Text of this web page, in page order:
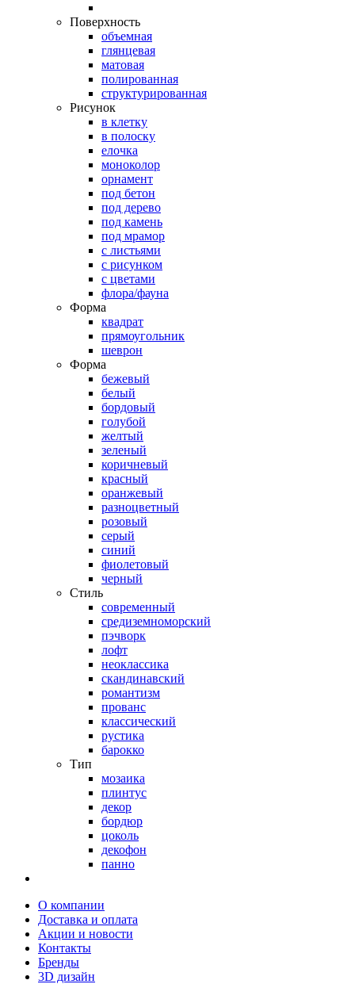
Поверхность
объемная
глянцевая
матовая
полированная
структурированная
Рисунок
в клетку
в полоску
елочка
моноколор
орнамент
под бетон
под дерево
под камень
под мрамор
с листьями
с рисунком
с цветами
флора/фауна
Форма
квадрат
прямоугольник
шеврон
Форма
бежевый
белый
бордовый
голубой
желтый
зеленый
коричневый
красный
оранжевый
разноцветный
розовый
серый
синий
фиолетовый
черный
Стиль
современный
средиземноморский
пэчворк
лофт
неоклассика
скандинавский
романтизм
прованс
классический
рустика
барокко
Тип
мозаика
плинтус
декор
бордюр
цоколь
декофон
панно
О компании
Доставка и оплата
Акции и новости
Контакты
Бренды
3D дизайн